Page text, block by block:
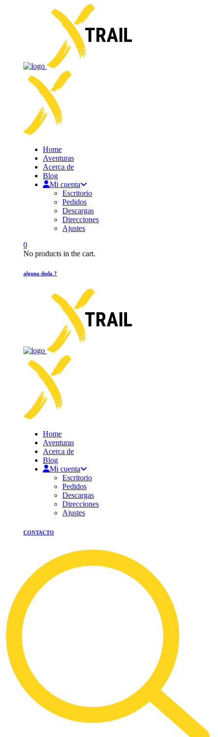
Home
Aventuras
Acerca de
Blog
Mi cuenta
Escritorio
Pedidos
Descargas
Direcciones
Ajustes
0
No products in the cart.
alguna duda ?
Home
Aventuras
Acerca de
Blog
Mi cuenta
Escritorio
Pedidos
Descargas
Direcciones
Ajustes
CONTACTO